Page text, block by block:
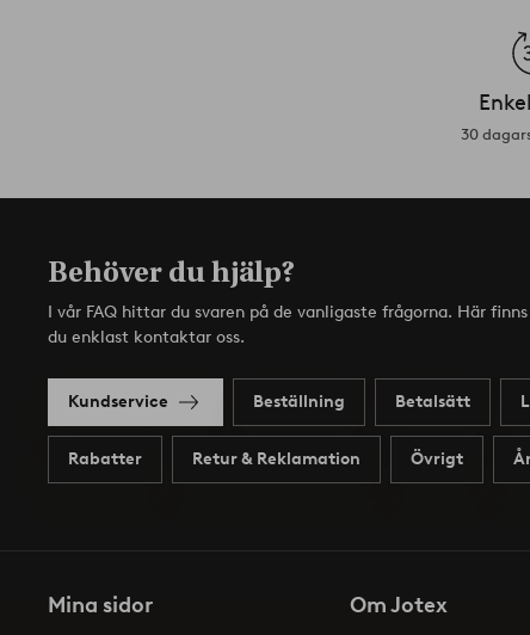
30
Behöver du hjälp?
I vår FAQ hittar du svaren på de vanligaste frågorna. Här
du enklast kontaktar oss.
Kundservice Beställning Betalsätt
Rabatter Retur & Reklamation Övrigt
Mina sidor Om Jotex